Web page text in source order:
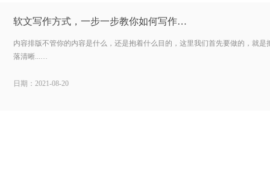
软文写作方式，一步一步教你如何写作…
内容排版不管你的内容是什么，还是抱着什么目的，这里我们首先要做的，就是
落清晰...…
日期：2021-08-20